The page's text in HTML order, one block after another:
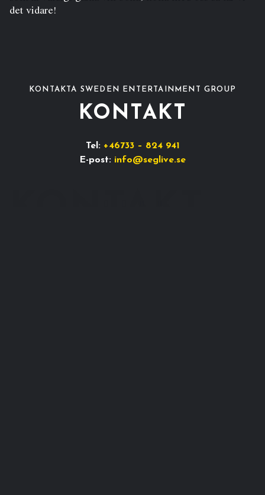
det vidare!
KONTAKTA SWEDEN ENTERTAINMENT GROUP
KONTAKT
Tel: +46733 – 824 941
E-post: info@seglive.se